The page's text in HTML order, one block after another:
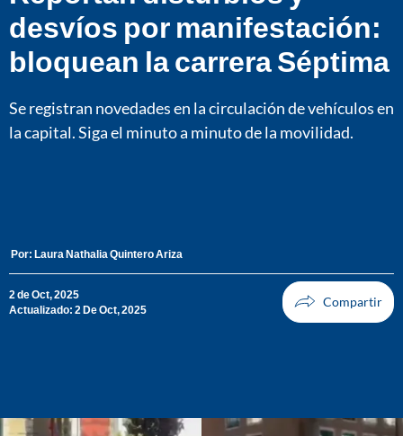
desvíos por manifestación:
bloquean la carrera Séptima
Se registran novedades en la circulación de vehículos en
la capital. Siga el minuto a minuto de la movilidad.
Por: Laura Nathalia Quintero Ariza
2 de Oct, 2025
Actualizado: 2 De Oct, 2025